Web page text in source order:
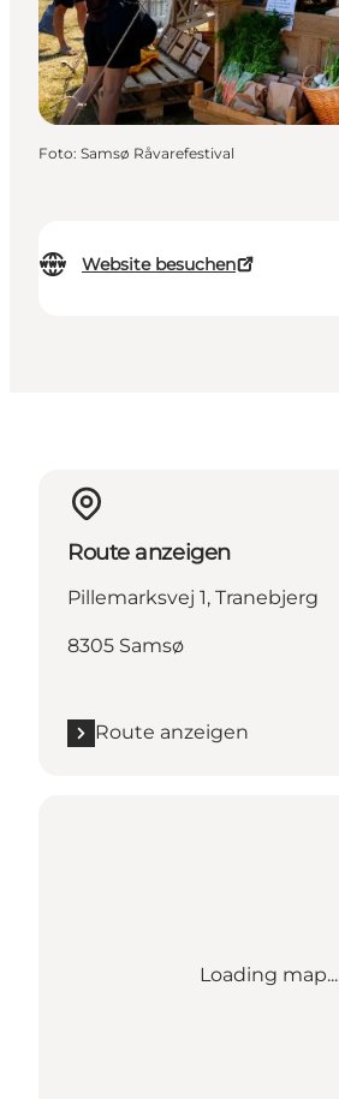
Website besuchen
Foto: Samsø Råvarefestival
Route anzeigen
Pillemarksvej 1, Tranebjerg
8305 Samsø
Route anzeigen
Loading map...